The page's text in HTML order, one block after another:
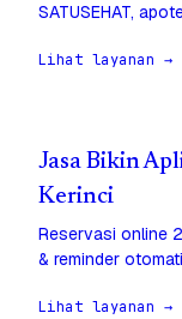
SATUSEHAT,
Lihat layanan →
Jasa Bikin
Kerinci
Reservasi online
& reminder
Lihat layanan →